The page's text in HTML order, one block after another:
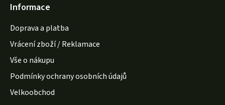
Informace
Doprava a platba
Vrácení zboží / Reklamace
Vše o nákupu
Podmínky ochrany osobních údajů
Velkoobchod